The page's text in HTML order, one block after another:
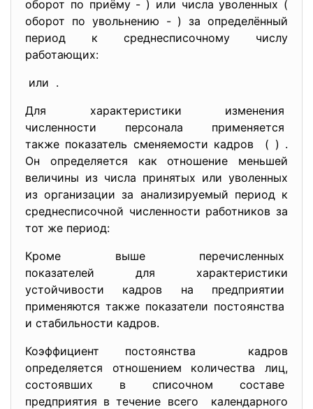
оборот по приёму - ) или числа уволенных (
оборот по увольнению - ) за определённый
период к среднесписочному числу
работающих:
или .
Для характеристики изменения
численности персонала применяется
также показатель сменяемости кадров ( ) .
Он определяется как отношение меньшей
величины из числа принятых или уволенных
из организации за анализируемый период к
среднесписочной численности работников за
тот же период:
Кроме выше перечисленных
показателей для характеристики
устойчивости кадров на предприятии
применяются также показатели постоянства
и стабильности кадров.
Коэффициент постоянства кадров
определяется отношением количества лиц,
состоявших в списочном составе
предприятия в течение всего календарного